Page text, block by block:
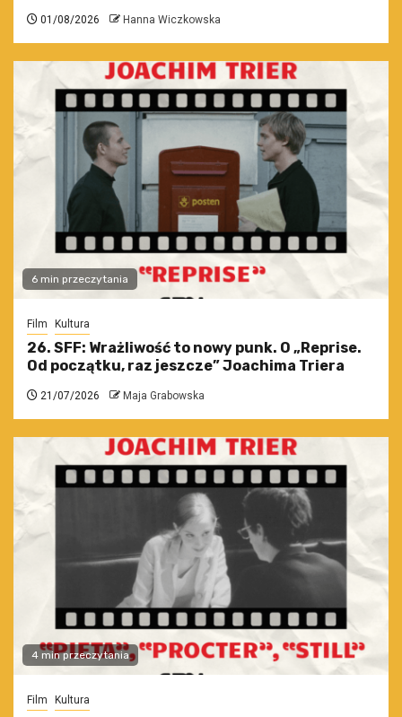
01/08/2026 Hanna Wiczkowska
6 min przeczytania
Film Kultura
26. SFF: Wrażliwość to nowy punk. O „Reprise.
Od początku, raz jeszcze” Joachima Triera
21/07/2026 Maja Grabowska
4 min przeczytania
Film Kultura